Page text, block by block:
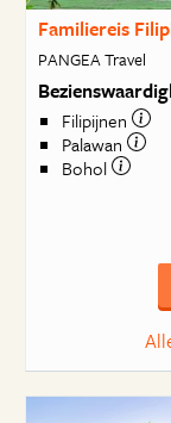
Familiereis
PANGEA Travel
Filipijnen
Palawan
Bohol